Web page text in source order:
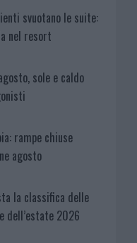
svuotano le suite:
nel resort
sole e caldo
rampe chiuse
agosto
la classifica delle
dell’estate 2026